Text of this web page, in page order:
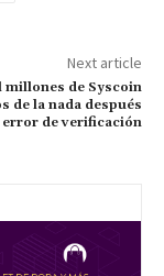
Next article
millones de Syscoin
de la nada después
error de verificación